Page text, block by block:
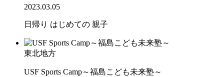
2023.03.05
日帰り はじめての 親子
東北地方
USF Sports Camp～福島こども未来塾～